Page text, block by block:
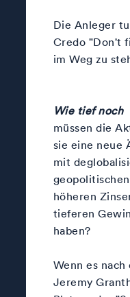
Die Anleger
Credo "Don't
im Weg zu
Wie tief noch
müssen die
sie eine neue
mit
höheren
tieferen
haben?
Wenn es nach
Jeremy